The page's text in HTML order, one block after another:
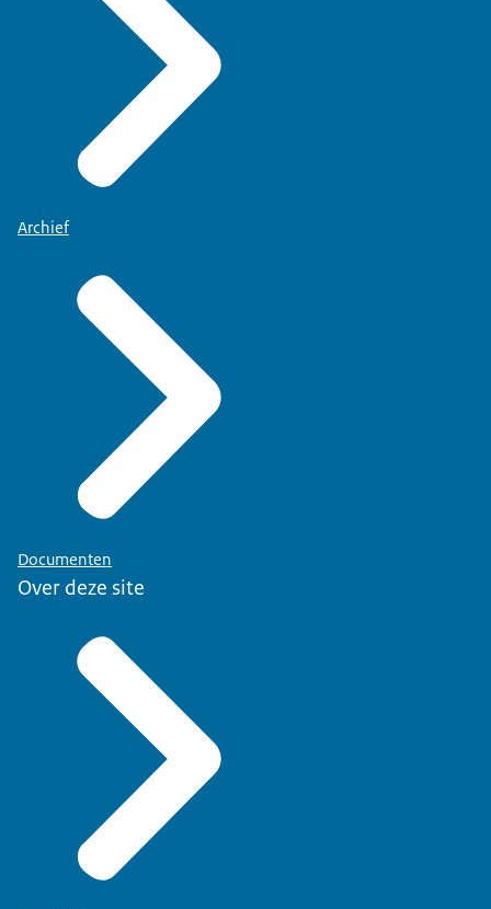
Archief
Documenten
Over deze site